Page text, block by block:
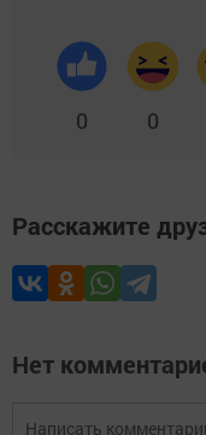
0 0
Расскажите
Нет